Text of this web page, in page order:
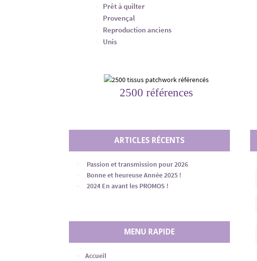
Prêt à quilter
Provençal
Reproduction anciens
Unis
2500 références
ARTICLES RÉCENTS
Passion et transmission pour 2026
Bonne et heureuse Année 2025 !
2024 En avant les PROMOS !
MENU RAPIDE
Accueil